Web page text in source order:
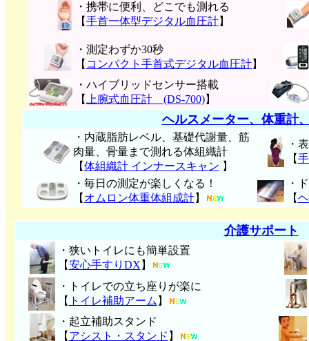
・携帯に便利、どこでも測れる
【手首一体型デジタル血圧計】
・測定わずか30秒
【 コンパクト手首式デジタル血圧計】
・ハイブリッドセンサー搭載
【
上腕式血圧計 (DS-700)】
ヘルスメーター、体重計
・内蔵脂肪レベル、基礎代謝量、筋
肉量、骨量まで測れる体組織計
【体組織計 インナースキャン 】
・
【
・毎日の測定が楽しくなる！
【 オムロン体重体組成計】
・
【
介護サポート
・狭いトイレにも簡単設置
【安心手すりDX 】
・トイレでの立ち座りが楽に
【 トイレ補助アーム 】
・起立補助スタンド
【 アシスト・スタンド 】